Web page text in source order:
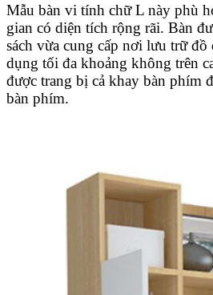
Mẫu bàn vi tính chữ L này phù
gian có diện tích rộng rãi. Bàn
sách vừa cung cấp nơi lưu trữ đồ
dụng tối đa khoảng không trên
được trang bị cả khay bàn phím
bàn phím.